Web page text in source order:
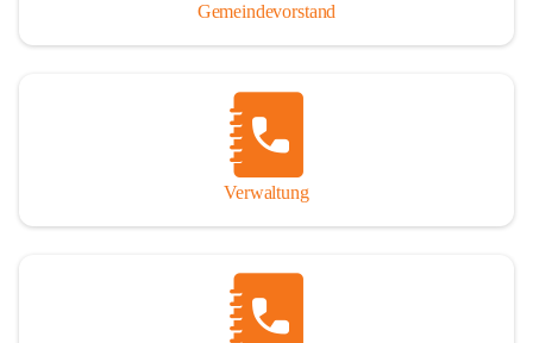
Gemeindevorstand
Verwaltung